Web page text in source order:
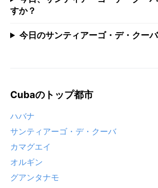
すか？
今日のサンティアーゴ・デ・クー
Cubaのトップ都市
ハバナ
サンティアーゴ・デ・クーバ
カマグエイ
オルギン
グアンタナモ